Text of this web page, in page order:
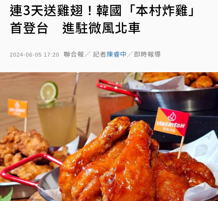
連3天送雞翅！韓國「本村炸雞」
首登台 進駐微風北車
2024-06-05 17:20 聯合報／ 記者陳睿中／即時報導